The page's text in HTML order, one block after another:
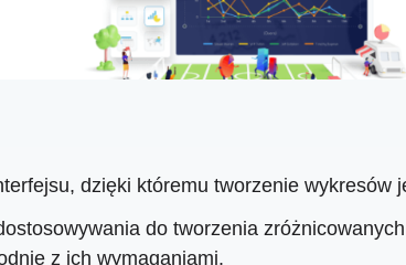
dzięki któremu tworzenie wykresów
do tworzenia
z ich wymaganiami.